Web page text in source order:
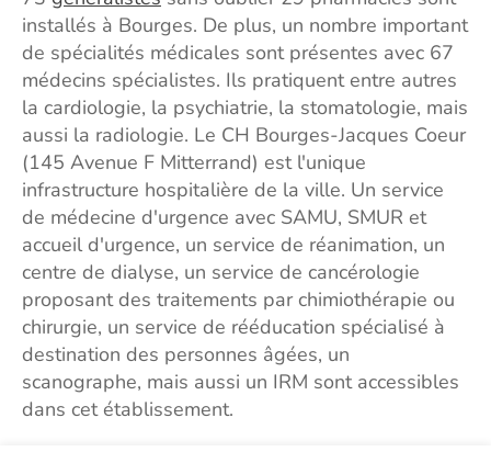
installés à Bourges. De plus, un nombre important
de spécialités médicales sont présentes avec 67
médecins spécialistes. Ils pratiquent entre autres
la cardiologie, la psychiatrie, la stomatologie, mais
aussi la radiologie. Le CH Bourges-Jacques Coeur
(145 Avenue F Mitterrand) est l'unique
infrastructure hospitalière de la ville. Un service
de médecine d'urgence avec SAMU, SMUR et
accueil d'urgence, un service de réanimation, un
centre de dialyse, un service de cancérologie
proposant des traitements par chimiothérapie ou
chirurgie, un service de rééducation spécialisé à
destination des personnes âgées, un
scanographe, mais aussi un IRM sont accessibles
dans cet établissement.